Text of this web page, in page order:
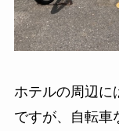
ホテルの周辺に
ですが、自転車